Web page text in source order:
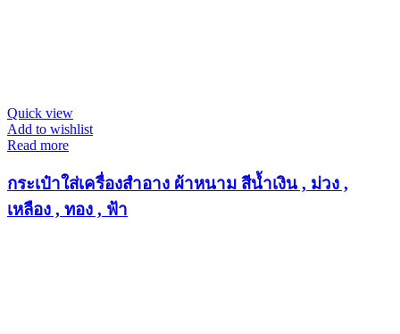
Quick view
Add to wishlist
Read more
กระเป๋าใส่เครื่องสำอาง ผ้าหนาม สีน้ำเงิน , ม่วง ,
เหลือง , ทอง , ฟ้า